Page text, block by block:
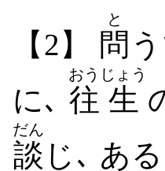
【2】
問
と
に､ 往
おう
生
じょう
談
だん
じ､ あ